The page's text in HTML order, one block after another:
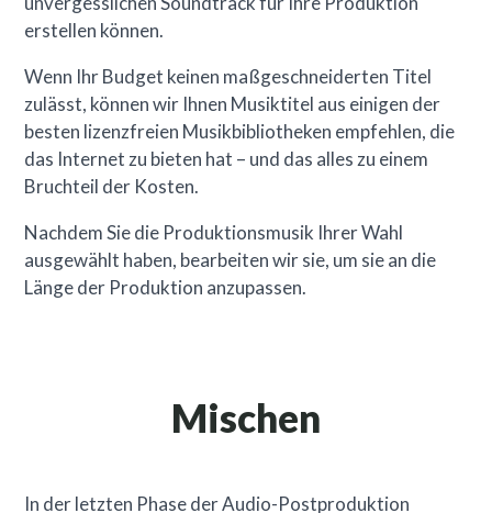
erstellen können.
Wenn Ihr Budget keinen maßgeschneiderten Titel
zulässt, können wir Ihnen Musiktitel aus einigen der
besten lizenzfreien Musikbibliotheken empfehlen, die
das Internet zu bieten hat – und das alles zu einem
Bruchteil der Kosten.
Nachdem Sie die Produktionsmusik Ihrer Wahl
ausgewählt haben, bearbeiten wir sie, um sie an die
Länge der Produktion anzupassen.
Mischen
In der letzten Phase der Audio-Postproduktion